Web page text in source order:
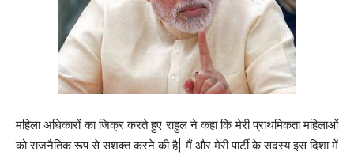
महिला अधिकारों का जिक्र करते हुए राहुल ने कहा कि मेरी प्राथमिकता महिलाओं
को राजनैतिक रूप से सशक्त करने की है| मैं और मेरी पार्टी के सदस्य इस दिशा में